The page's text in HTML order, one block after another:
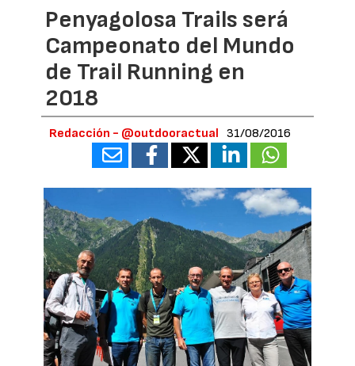
Penyagolosa Trails será
Campeonato del Mundo
de Trail Running en
2018
Redacción - @outdooractual 31/08/2016